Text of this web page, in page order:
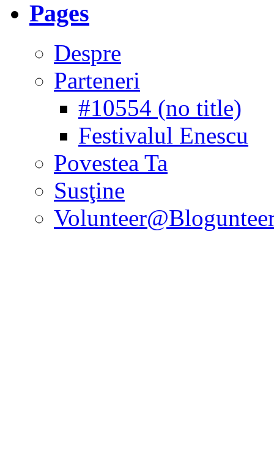
Pages
Despre
Parteneri
#10554 (no title)
Festivalul Enescu
Povestea Ta
Susţine